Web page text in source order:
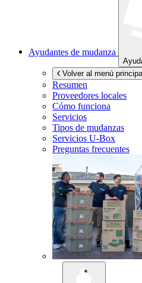
Ayudantes de mudanza
Volver al menú
Resumen
Proveedores locales
Cómo funciona
Servicios
Tipos de mudanzas
Servicios U-Box
Preguntas frecuentes